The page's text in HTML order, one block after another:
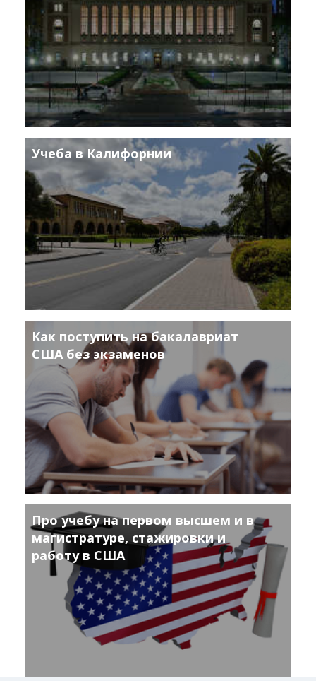
Учеба в Калифорнии
Как поступить на бакалавриат
США без экзаменов
Про учебу на первом высшем и в
магистратуре, стажировки и
работу в США